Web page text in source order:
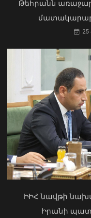
Անգլիայի բոլոր
աղտոտված են
08 Օգոստոս, 2026 19:56
Մկրտության
Արտաշատում 14
ախտանիշներով
02 Օգոստոս, 2026 15:06
Թեհրանն
25
ԻԻՀ նավթի
Իրանի